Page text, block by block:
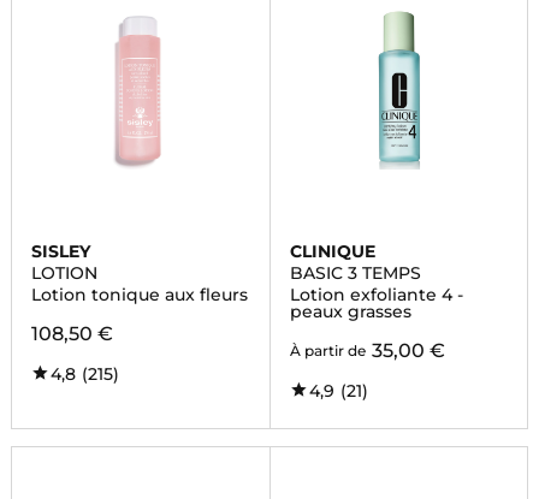
SISLEY
LOTION
Lotion tonique aux fleurs
108,50 €
4,8 (215)
CLINIQUE
BASIC 3 TEMPS
Lotion exfoliante 4 -
peaux grasses
À partir de 35,00 €
4,9 (21)